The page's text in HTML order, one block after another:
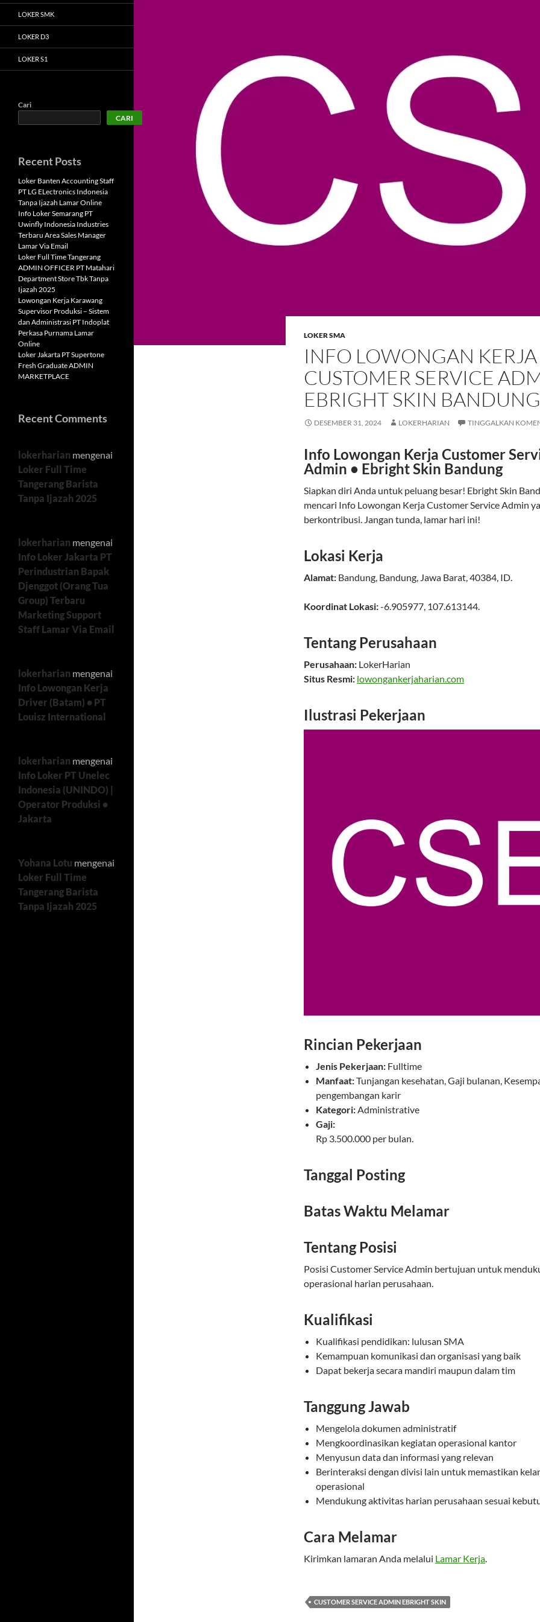
LOKER SMA
INFO LOWONGAN KERJA
CUSTOMER SERVICE
EBRIGHT SKIN BANDUNG
DESEMBER 31, 2024 LOKERHARIAN TINGGALKAN
Info Lowongan Kerja Customer
Admin • Ebright Skin Bandung
Siapkan diri Anda untuk peluang besar! Ebright Skin
mencari Info Lowongan Kerja Customer Service Admin
berkontribusi. Jangan tunda, lamar hari ini!
Lokasi Kerja
Alamat: Bandung, Bandung, Jawa Barat,40384, ID.
Koordinat Lokasi:-6.905977, 107.613144.
Tentang Perusahaan
Perusahaan: LokerHarian
Situs Resmi: lowongankerjaharian.com
Ilustrasi Pekerjaan
Rincian Pekerjaan
Jenis Pekerjaan: Fulltime
Manfaat:Tunjangan kesehatan, Gaji bulanan,
pengembangan karir
Kategori:Administrative
Gaji:
Rp 3.500.000 per bulan.
Tanggal Posting
Batas Waktu Melamar
Tentang Posisi
Posisi Customer Service Admin bertujuan untuk
operasional harian perusahaan.
Kualifikasi
Kualifikasi pendidikan: lulusan SMA
Kemampuan komunikasi dan organisasi yang baik
Dapat bekerja secara mandiri maupun dalam tim
Tanggung Jawab
Mengelola dokumen administratif
Mengkoordinasikan kegiatan operasional kantor
Menyusun data dan informasi yang relevan
Berinteraksi dengan divisi lain untuk memastikan
operasional
Mendukung aktivitas harian perusahaan sesuai
Cara Melamar
Kirimkan lamaran Anda melalui Lamar Kerja.
CUSTOMER SERVICE ADMIN EBRIGHT SKIN
LOKER SMK
LOKER D3
LOKER S1
Cari
CARI
Recent Posts
Loker Banten Accounting Staff
PT LG ELectronics Indonesia
Tanpa Ijazah Lamar Online
Info Loker Semarang PT
Uwinfly Indonesia Industries
Terbaru Area Sales Manager
Lamar Via Email
Loker Full Time Tangerang
ADMIN OFFICER PT Matahari
Department Store Tbk Tanpa
Ijazah 2025
Lowongan Kerja Karawang
Supervisor Produksi – Sistem
dan Administrasi PT Indoplat
Perkasa Purnama Lamar
Online
Loker Jakarta PT Supertone
Fresh Graduate ADMIN
MARKETPLACE
Recent Comments
lokerharian mengenai
Loker Full Time
Tangerang Barista
Tanpa Ijazah 2025
lokerharian mengenai
Info Loker Jakarta PT
Perindustrian Bapak
Djenggot (Orang Tua
Group) Terbaru
Marketing Support
Staff Lamar Via Email
lokerharian mengenai
Info Lowongan Kerja
Driver (Batam) • PT
Louisz International
lokerharian mengenai
Info Loker PT Unelec
Indonesia (UNINDO) |
Operator Produksi •
Jakarta
Yohana Lotu mengenai
Loker Full Time
Tangerang Barista
Tanpa Ijazah 2025